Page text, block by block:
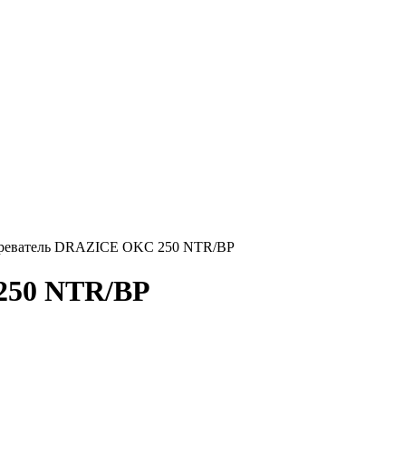
DRAZICE OKC 250 NTR/BP
NTR/BP